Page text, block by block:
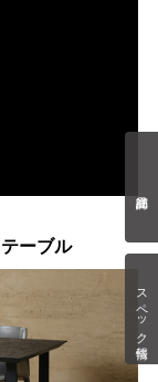
スペック情報
ーブル